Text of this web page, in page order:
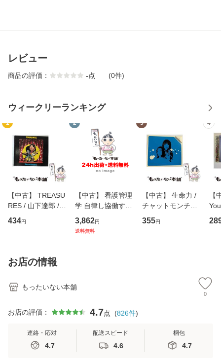
レビュー
商品の評価： -点 (0件)
ウィークリーランキング
1
【中古】 TREASU
RES / 山下達郎 /
イーストウエス
ト・ジャパン [CD]
434円
2
【中古】 看護管理
学 自律し協働する
専門職の看護マネ
ジメントスキル 改
3,862円
送料無料
3
【中古】 生命力 /
チャットモンチー /
キューンレコード
[CD]【メール便送
355円
4
【
のが
お店の情報
もったいない本舗
0
お店の評価： 4.7点 (826件)
連絡・応対
4.7
配送スピード
4.6
梱包
4.7